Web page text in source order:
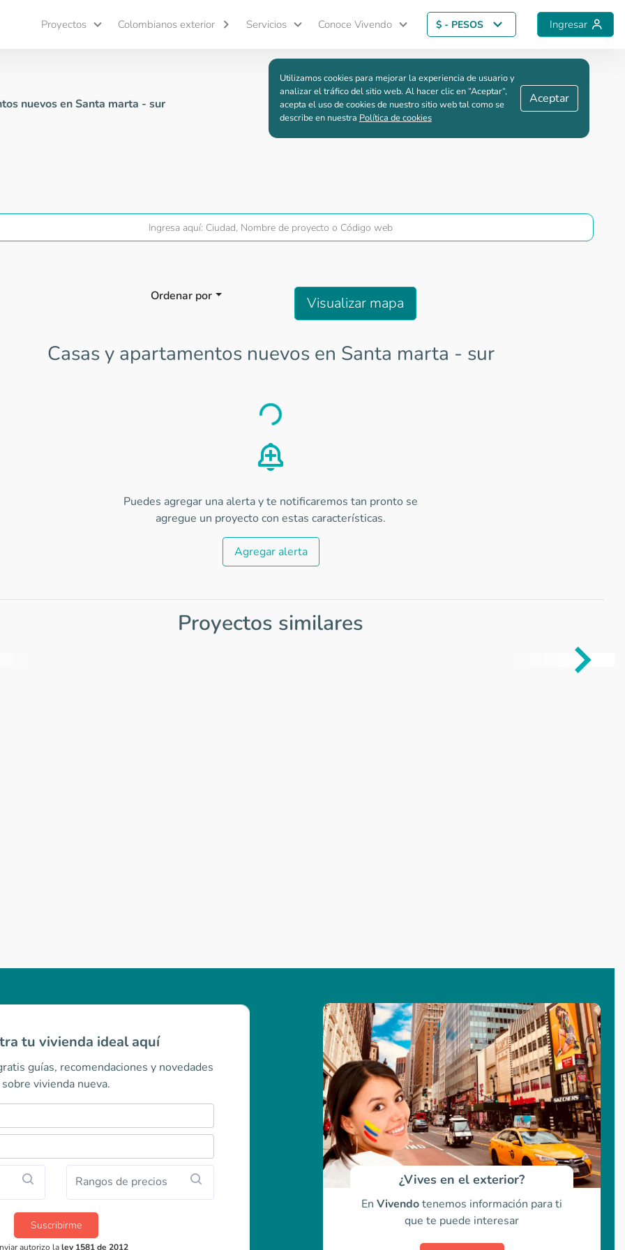
Proyectos Colombianos exterior Servicios Conoce Vivendo $ - PESOS Ingresar
nuevos en Santa marta - sur
Ordenar por Visualizar mapa
Casas y apartamentos nuevos en Santa marta - sur
Load
Puedes agregar una alerta y te notificaremos tan pronto se
agregue un proyecto con estas características.
Agregar alerta
Proyectos similares
tu vivienda ideal aquí
guías, recomendaciones y novedades
sobre vivienda nueva.
Rangos de precios
Suscribirme
autorizo laley 1581 de 2012
¿Vives en el exterior?
En Vivendotenemos información para ti
que te puede interesar
Utilizamos cookies para mejorar la experiencia de usuario y
analizar el tráfico del sitio web. Al hacer clic en “Aceptar“,
acepta el uso de cookies de nuestro sitio web tal como se
describe en nuestra Política de cookies
Aceptar
Guardar comparación